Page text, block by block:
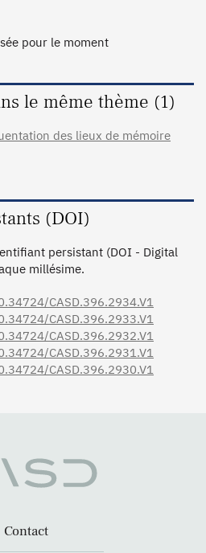
pour le moment
le même thème (1)
des lieux de mémoire
(DOI)
persistant (DOI - Digital
millésime.
CASD.396.2934.V1
CASD.396.2933.V1
CASD.396.2932.V1
CASD.396.2931.V1
CASD.396.2930.V1
Contact